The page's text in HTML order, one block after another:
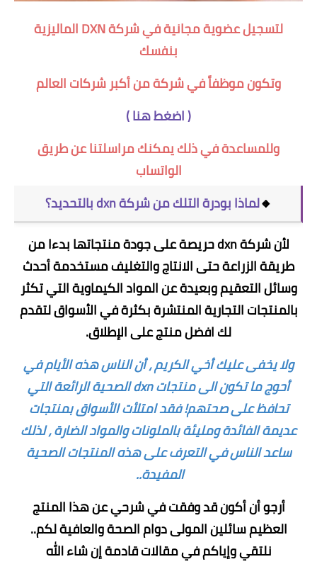
لتسجيل عضوية مجانية في شركة DXN الماليزية
بنفسك
وتكون موظفاً في شركة من أكبر شركات العالم
(اضغط هنا)
وللمساعدة في ذلك يمكنك مراسلتنا عن طريق
الواتساب
🔸لماذا بودرة التلك من شركة dxn بالتحديد؟
لأن شركة dxn حريصة على جودة منتجاتها بدءا من
طريقة الزراعة حتى الانتاج والتغليف مستخدمة أحدث
وسائل التعقيم وبعيدة عن المواد الكيماوية التي تكثر
بالمنتجات التجارية المنتشرة بكثرة في الأسواق لتقدم
لك افضل منتج على الإطلاق.
ولا يخفى عليك أخي الكريم ، أن الناس هذه الأيام في
أحوج ما تكون الى منتجات dxn الصحية الرائعة التي
تحافظ على صحتهم! فقد امتلأت الأسواق بمنتجات
عديمة الفائدة ومليئة بالملونات والمواد الضارة ، لذلك
ساعد الناس في التعرف على هذه المنتجات الصحية
المفيدة..
أرجو أن أكون قد وفقت في شرحي عن هذا المنتج
العظيم سائلين المولى دوام الصحة والعافية لكم..
نلتقي وإياكم في مقالات قادمة إن شاء الله